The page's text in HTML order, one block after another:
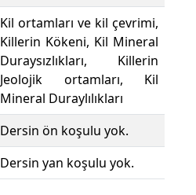
Kil ortamları ve kil çevrimi,
Killerin Kökeni, Kil Mineral
Duraysızlıkları, Killerin
Jeolojik ortamları, Kil
Mineral Duraylılıkları
Dersin ön koşulu yok.
Dersin yan koşulu yok.